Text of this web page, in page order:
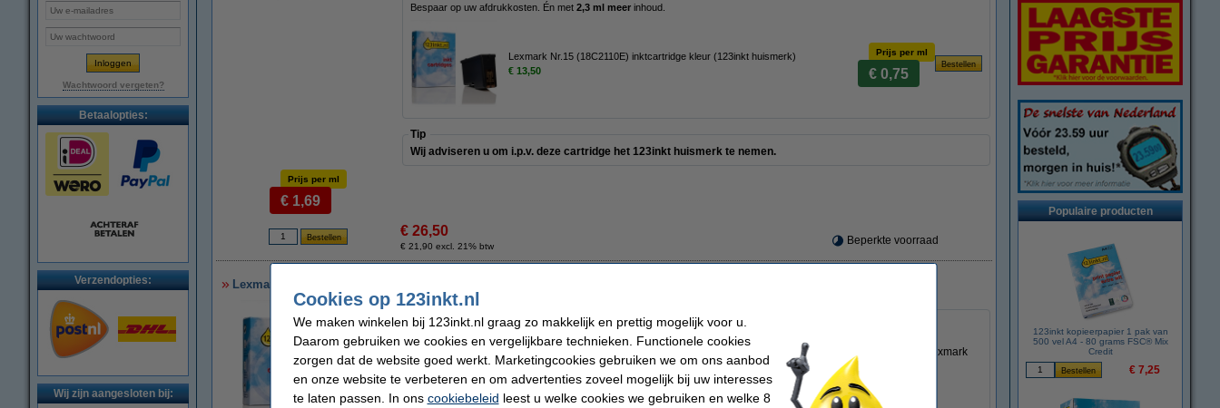
Wachtwoord vergeten?
Betaalopties:
Verzendopties:
Wij zijn aangesloten bij:
Bespaar op uw afdrukkosten. Én met 2,3 ml meer inhoud.
Lexmark Nr.15 (18C2110E) inktcartridge kleur (123inkt huismerk)
€ 13,50
Prijs per ml
€ 0,75
Tip
Wij adviseren u om i.p.v. deze cartridge het 123inkt huismerk te nemen.
Prijs per ml
€ 1,69
€ 26,50
€ 21,90 excl. 21% btw Beperkte voorraad
Lexmark Nr.15 (18C2110E) inktcartridge kleur (123inkt huismerk)
Omschrijving
Bespaar55,6%op uw inkt (zonder kwaliteitsverlies)!
123inkt huismerk Lexmark Nr. 15 cartridge kleur. Onze cartridges worden in tegenstelling tot de originele Lexmark
cartridges WEL volledig gevuld. De cartridge zelf is hetzelfde.
Populaire producten
123inkt kopieerpapier 1 pak van
500 vel A4 - 80 grams FSC® Mix
Credit
€ 7,25
Cookies op 123inkt.nl
We maken winkelen bij 123inkt.nl graag zo makkelijk en prettig mogelijk voor u.
Daarom gebruiken we cookies en vergelijkbare technieken. Functionele cookies
zorgen dat de website goed werkt. Marketingcookies gebruiken we om ons aanbod
en onze website te verbeteren en om advertenties zoveel mogelijk bij uw interesses
te laten passen. In ons cookiebeleid leest u welke cookies we gebruiken en welke 8